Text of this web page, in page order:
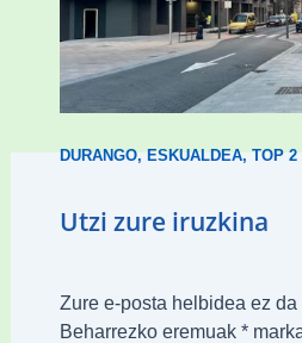
Udal etxebizitza
ordenantza izango du
DURANGO,ESKUALDEA,TOP 2
Utzi zure iruzkina
Zure e-posta helbidea ez da
Beharrezko eremuak *